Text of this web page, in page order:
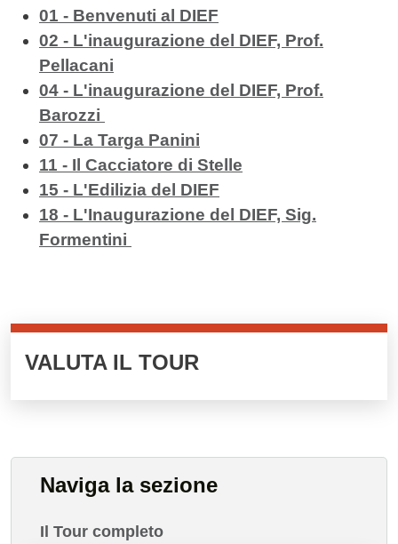
01 - Benvenuti al DIEF
02 - L'inaugurazione del DIEF, Prof.
Pellacani
04 - L'inaugurazione del DIEF, Prof.
Barozzi
07 - La Targa Panini
11 - Il Cacciatore di Stelle
15 - L'Edilizia del DIEF
18 - L'Inaugurazione del DIEF, Sig.
Formentini
Cards cliccabili
VALUTA IL TOUR
Naviga la sezione
Il Tour completo